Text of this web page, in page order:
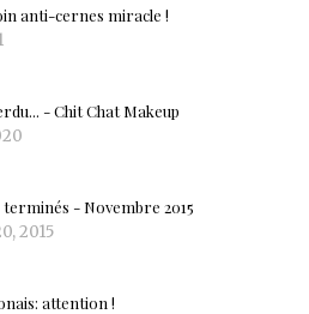
anti-cernes miracle !
- Chit Chat Makeup
- Novembre 2015
2015
attention !